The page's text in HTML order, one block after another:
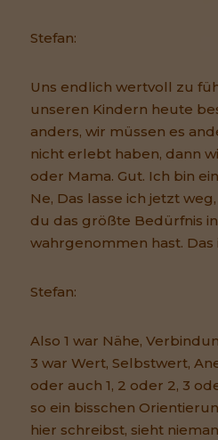
Stefan:
Uns endlich wertvoll zu
unseren Kindern heute
anders, wir müssen es
nicht erlebt haben, dann
oder Mama. Gut. Ich bin
Ne, Das lasse ich jetzt
du das größte Bedürfnis
wahrgenommen hast. Das
Stefan:
Also 1 war Nähe,
3 war Wert, Selbstwert,
oder auch 1, 2 oder 2, 3
so ein bisschen
hier schreibst, sieht